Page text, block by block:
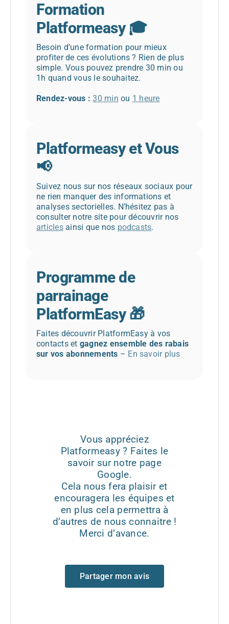
Formation
Platformeasy 🎓
Besoin d’une formation pour mieux
profiter de ces évolutions ? Rien de plus
simple. Vous pouvez prendre 30 min ou
1h quand vous le souhaitez.
Rendez-vous : 30 min ou 1 heure
Platformeasy et Vous
📢
Suivez nous sur nos réseaux sociaux pour
ne rien manquer des informations et
analyses sectorielles. N’hésitez pas à
consulter notre site pour découvrir nos
articlesainsi que nos podcasts.
Programme de
parrainage
PlatformEasy 🎁
Faites découvrir PlatformEasy à vos
contacts et gagnez ensemble des rabais
sur vos abonnements – En savoir plus
Vous appréciez
Platformeasy ? Faites le
savoir sur notre page
Google.
Cela nous fera plaisir et
encouragera les équipes et
en plus cela permettra à
d’autres de nous connaitre !
Merci d’avance.
Partager mon avis